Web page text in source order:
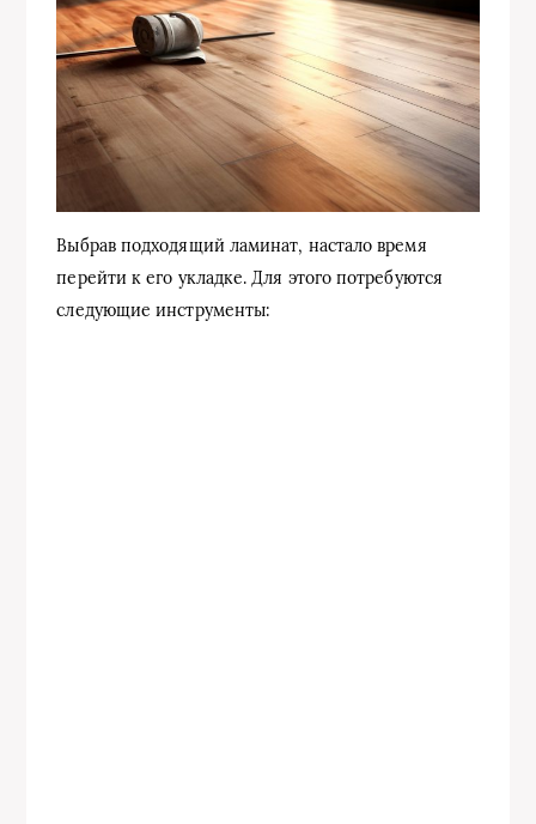
Выбрав подходящий ламинат, настало время
перейти к его укладке. Для этого потребуются
следующие инструменты: